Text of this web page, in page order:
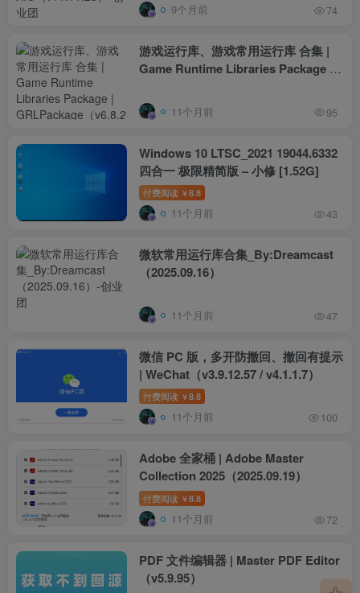
9个月前 74
游戏运行库、游戏常用运行库 合集 |
Game Runtime Libraries Package |
11个月前 95
Windows 10 LTSC_2021 19044.6332
四合一 极限精简版 – 小修 [1.52G]
付费阅读 ￥8.8
11个月前 43
微软常用运行库合集_By:Dreamcast
（2025.09.16）
11个月前 47
微信 PC 版，多开防撤回、撤回有提示
| WeChat（v3.9.12.57 / v4.1.1.7）
付费阅读 ￥8.8
11个月前 100
Adobe 全家桶 | Adobe Master
Collection 2025（2025.09.19）
付费阅读 ￥8.8
11个月前 72
PDF 文件编辑器 | Master PDF Editor
（v5.9.95）